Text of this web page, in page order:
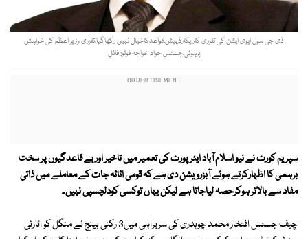
ڈی جی سول ایوی ایشن کی تقرری کاریکارڈپیش،قواعدکاخیال نہیں رکھاگیا،تقرری وزیر اعظم کی خواہش
پرہوئی،جسٹس جواد خواجہ فوٹو: فائل
سپریم کورٹ نے نیو اسلام آباد ایئر پورٹ کی تعمیر میں تاخیر اور بے قاعدگیوں پر سخت
برہمی کا اظہارکرتے ہوئے آبزرویشن دی ہے کہ قومی اثاثہ جات کے معاملے میں ذاتی
مفاد سے بالاتر ہوکرحصہ لیاجاتا ہے لیکن یہاں توکسی کودلچسپی نہیں۔
چیف جسٹس افتخار محمد چوہدری کی سربراہی میں3 رکنی بینچ نے منگل کو اٹارنی